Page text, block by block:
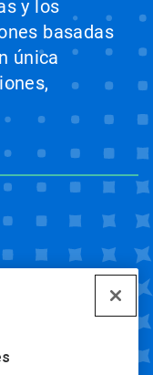
y los
basadas
única